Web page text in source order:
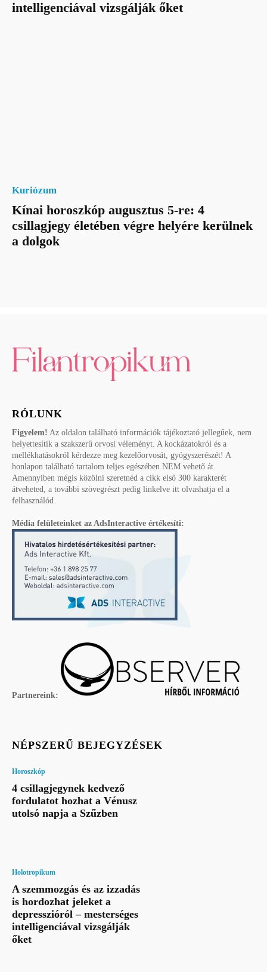
intelligenciával vizsgálják őket
Kuriózum
Kínai horoszkóp augusztus 5-re: 4
csillagjegy életében végre helyére kerülnek
a dolgok
RÓLUNK
Figyelem! Az oldalon található információk tájékoztató jellegűek, nem
helyettesítik a szakszerű orvosi véleményt. A kockázatokról és a
mellékhatásokról kérdezze meg kezelőorvosát, gyógyszerészét! A
honlapon található tartalom teljes egészében NEM vehető át.
Amennyiben mégis közölni szeretnéd a cikk első 300 karakterét
átveheted, a további szövegrészt pedig linkelve itt olvashatja el a
felhasználód.
Média felületeinket az AdsInteractive értékesíti:
Partnereink:
NÉPSZERŰ BEJEGYZÉSEK
Horoszkóp
4 csillagjegynek kedvező
fordulatot hozhat a Vénusz
utolsó napja a Szűzben
Holotropikum
A szemmozgás és az izzadás
is hordozhat jeleket a
depresszióról – mesterséges
intelligenciával vizsgálják
őket